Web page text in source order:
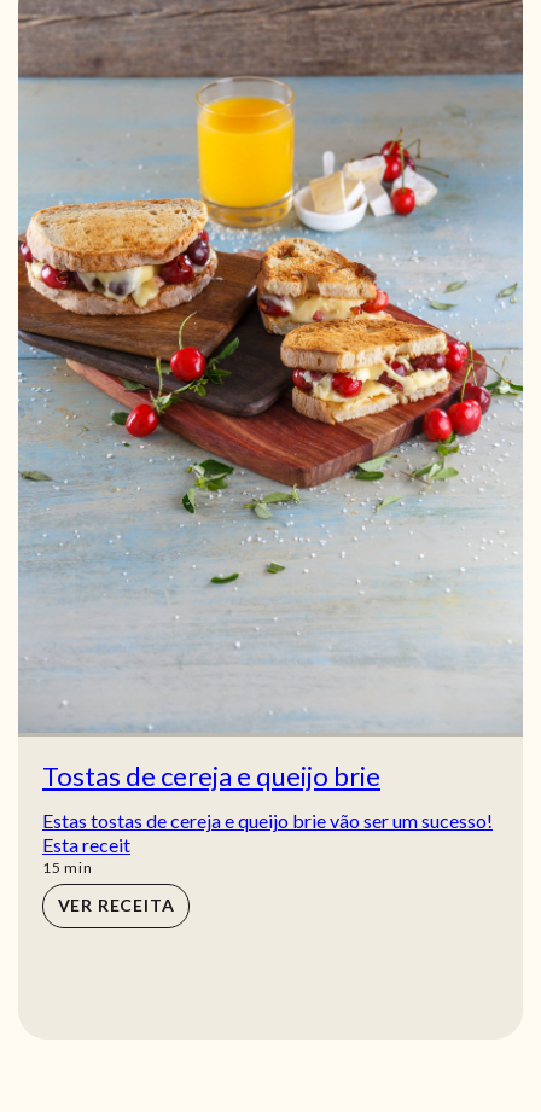
Tostas de cereja e queijo brie
Estas tostas de cereja e queijo brie vão ser um sucesso!
Esta receit
15 min
min
VER RECEITA